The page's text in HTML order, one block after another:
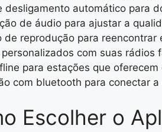
desligamento automático para
de áudio para ajustar a
de reprodução para reencontrar
com suas rádios
para estações que
com bluetooth para conectar
Escolher o